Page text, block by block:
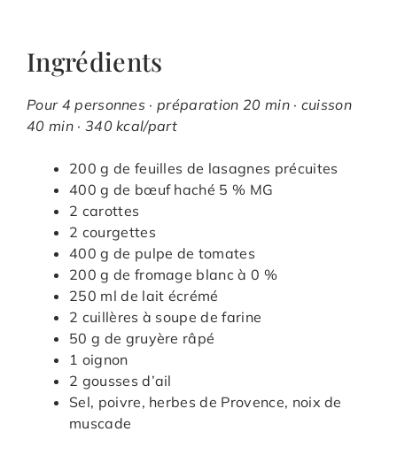
Ingrédients
Pour 4 personnes · préparation 20 min · cuisson
40 min · 340 kcal/part
200 g de feuilles de lasagnes précuites
400 g de bœuf haché 5 % MG
2 carottes
2 courgettes
400 g de pulpe de tomates
200 g de fromage blanc à 0 %
250 ml de lait écrémé
2 cuillères à soupe de farine
50 g de gruyère râpé
1 oignon
2 gousses d’ail
Sel, poivre, herbes de Provence, noix de
muscade